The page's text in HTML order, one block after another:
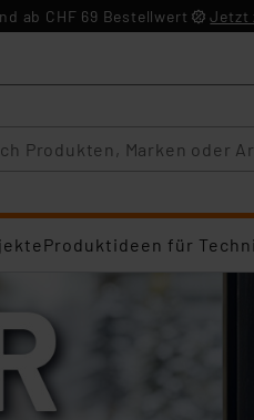
ab CHF 69 Bestellwert Jetzt
Produktideen für